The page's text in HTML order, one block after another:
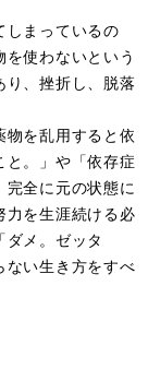
まっているの
使わないという
り、挫折し、脱落
を乱用すると依
と。」や「依存症
全に元の状態に
力を生涯続ける必
メ。ゼッタ
ない生き方をすべ